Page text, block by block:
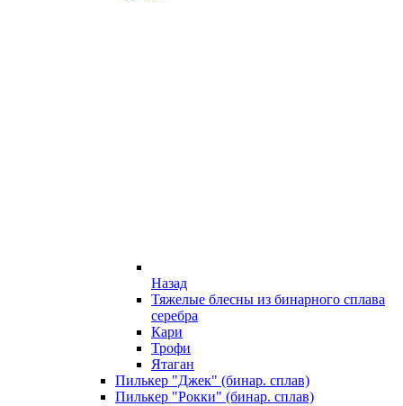
Назад
Тяжелые блесны из бинарного сплава
серебра
Кари
Трофи
Ятаган
Пилькер "Джек" (бинар. сплав)
Пилькер "Рокки" (бинар. сплав)